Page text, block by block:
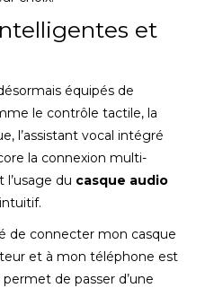
et
équipés de
le contrôle tactile, la
l’assistant vocal intégré
la connexion multi-
l’usage du casque audio
de connecter mon casque
et à mon téléphone est
de passer d’une